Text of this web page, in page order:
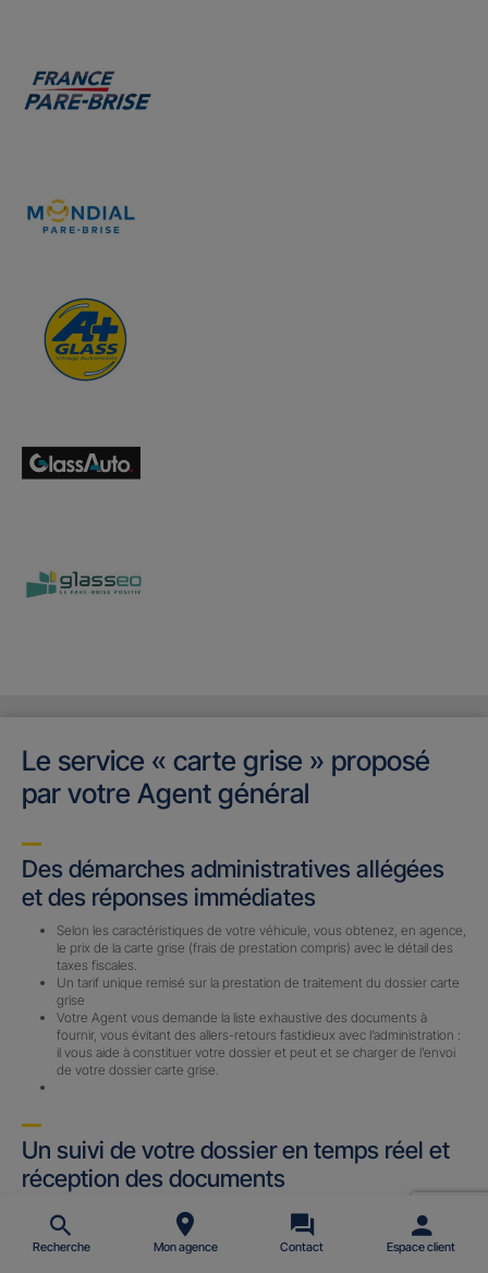
Le service « carte grise » proposé
par votre Agent général
Des démarches administratives allégées
et des réponses immédiates
Selon les caractéristiques de votre véhicule, vous obtenez, en agence,
le prix de la carte grise (frais de prestation compris) avec le détail des
taxes fiscales.
Un tarif unique remisé sur la prestation de traitement du dossier carte
grise
Votre Agent vous demande la liste exhaustive des documents à
fournir, vous évitant des allers-retours fastidieux avec l’administration :
il vous aide à constituer votre dossier et peut et se charger de l’envoi
de votre dossier carte grise.
Un suivi de votre dossier en temps réel et
réception des documents
Un Certificat Provisoire d’immatriculation (CPI) ou un Accusé
d’Enregistrement de Changement de Titulaire (AECT) vous est
envoyé par email (sous 24 h) avec le n° d’immatriculation définitif une
Recherche Mon agence Contact Espace client